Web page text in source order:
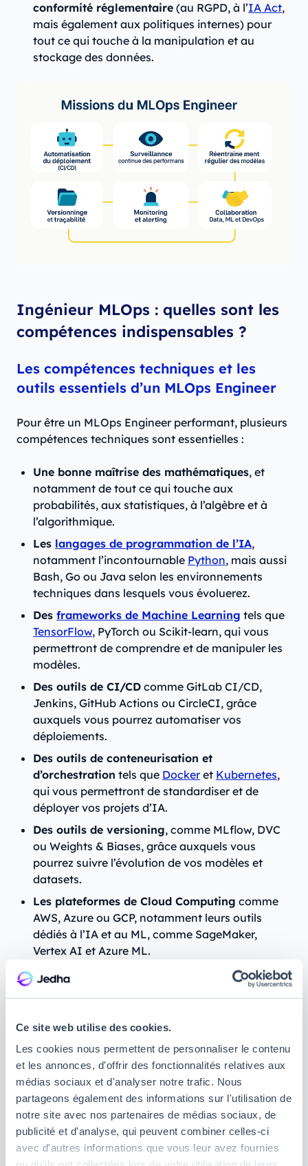
Ce site web utilise des cookies.
Les cookies nous permettent de personnaliser le contenu
et les annonces, d'offrir des fonctionnalités relatives aux
médias sociaux et d'analyser notre trafic. Nous
partageons également des informations sur l'utilisation de
notre site avec nos partenaires de médias sociaux, de
publicité et d'analyse, qui peuvent combiner celles-ci
avec d'autres informations que vous leur avez fournies
conformité réglementaire (au RGPD, à l’IA Act,
mais également aux politiques internes) pour
tout ce qui touche à la manipulation et au
stockage des données.
Ingénieur MLOps : quelles sont les
compétences indispensables ?
Les compétences techniques et les
outils essentiels d’un MLOps Engineer
Pour être un MLOps Engineer performant, plusieurs
compétences techniques sont essentielles :
Une bonne maîtrise des mathématiques, et
notamment de tout ce qui touche aux
probabilités, aux statistiques, à l’algèbre et à
l’algorithmique.
Les langages de programmation de l’IA,
notamment l’incontournable Python, mais aussi
Bash, Go ou Java selon les environnements
techniques dans lesquels vous évoluerez.
Des frameworks de Machine Learning tels que
TensorFlow, PyTorch ou Scikit-learn, qui vous
permettront de comprendre et de manipuler les
modèles.
Des outils de CI/CD comme GitLab CI/CD,
Jenkins, GitHub Actions ou CircleCI, grâce
auxquels vous pourrez automatiser vos
déploiements.
Des outils de conteneurisation et
d’orchestration tels que Dockeret Kubernetes,
qui vous permettront de standardiser et de
déployer vos projets d’IA.
Des outils de versioning, comme MLflow, DVC
ou Weights & Biases, grâce auxquels vous
pourrez suivre l’évolution de vos modèles et
datasets.
Les plateformes de Cloud Computing comme
AWS, Azure ou GCP, notamment leurs outils
dédiés à l’IA et au ML, comme SageMaker,
Vertex AI et Azure ML.
Des outils de surveillance et de monitoring
comme Prometheus, Grafana, ou Evidently AI,
les performances de vos modèles.
Des notions en Data Engineering pourront
également vous servir, notamment enSQL , en
bases de données NoSQL, enETL et en gestion
deData Lakes.
En bref, vous devrez maîtriser toutes les
compétences qui vous permettront de faire tourner
un modèle, mais surtout d’optimiser et de sécuriser